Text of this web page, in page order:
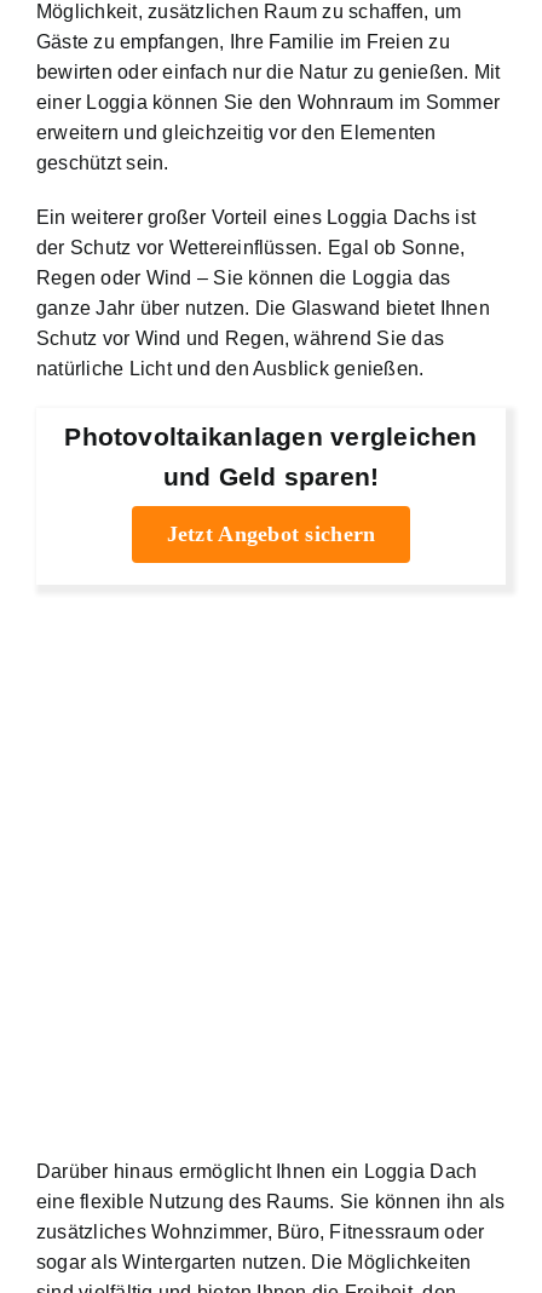
Möglichkeit, zusätzlichen Raum zu schaffen, um
Gäste zu empfangen, Ihre Familie im Freien zu
bewirten oder einfach nur die Natur zu genießen. Mit
einer Loggia können Sie den Wohnraum im Sommer
erweitern und gleichzeitig vor den Elementen
geschützt sein.
Ein weiterer großer Vorteil eines Loggia Dachs ist
der Schutz vor Wettereinflüssen. Egal ob Sonne,
Regen oder Wind – Sie können die Loggia das
ganze Jahr über nutzen. Die Glaswand bietet Ihnen
Schutz vor Wind und Regen, während Sie das
natürliche Licht und den Ausblick genießen.
Photovoltaikanlagen vergleichen
und Geld sparen!
Jetzt Angebot sichern
Darüber hinaus ermöglicht Ihnen ein Loggia Dach
eine flexible Nutzung des Raums. Sie können ihn als
zusätzliches Wohnzimmer, Büro, Fitnessraum oder
sogar als Wintergarten nutzen. Die Möglichkeiten